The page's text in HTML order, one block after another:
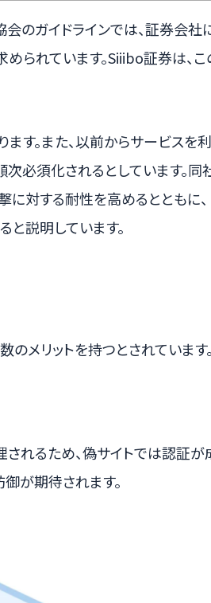
のガイドラインでは、証券会社
られています。Siiibo証券は、こ
す。また、以前からサービスを利
必須化されるとしています。同
に対する耐性を高めるとともに、
説明しています。
メリットを持つとされています。
れるため、偽サイトでは認証が
が期待されます。